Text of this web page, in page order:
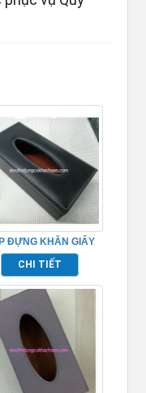
ĐỰNG KHĂN GIẤY
CAO CẤP – TP103
CHI TIẾT